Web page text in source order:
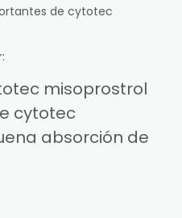
de cytotec
misoprostrol
cytotec
absorción de